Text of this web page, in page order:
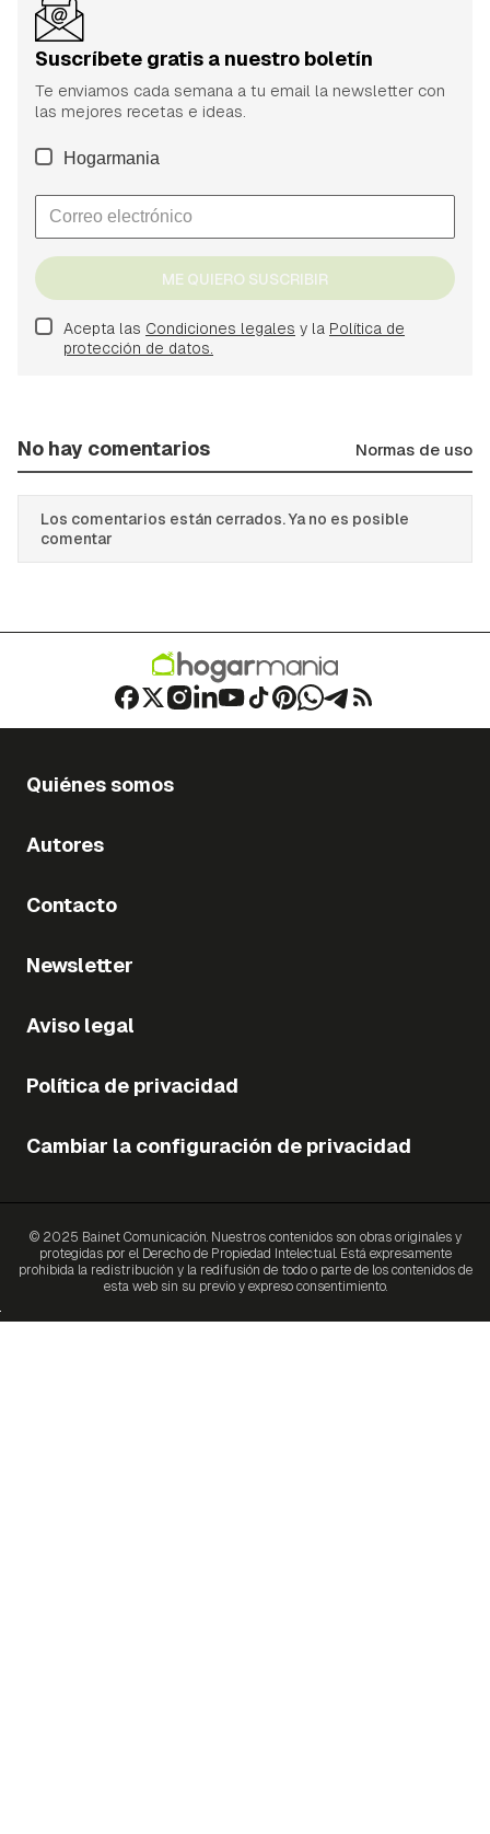
Suscríbete gratis a nuestro boletín
Te enviamos cada semana a tu email la newsletter con
las mejores recetas e ideas.
Hogarmania
ME QUIERO SUSCRIBIR
Acepta las Condiciones legales y la Política de
protección de datos.
No hay comentarios Normas de uso
Los comentarios están cerrados. Ya no es posible
comentar
Quiénes somos
Autores
Contacto
Newsletter
Aviso legal
Política de privacidad
Cambiar la configuración de privacidad
© 2025 Bainet Comunicación. Nuestros contenidos son obras originales y
protegidas por el Derecho de Propiedad Intelectual. Está expresamente
prohibida la redistribución y la redifusión de todo o parte de los contenidos de
esta web sin su previo y expreso consentimiento.